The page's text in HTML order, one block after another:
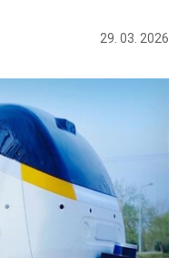
29. 03. 2026